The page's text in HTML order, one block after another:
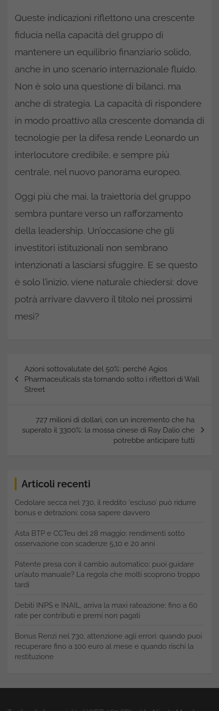
Queste indicazioni riflettono una crescente
fiducia nella capacità del gruppo di
mantenere un equilibrio finanziario solido,
anche in uno scenario internazionale fluido.
Non è solo una questione di bilanci, ma
anche di strategia. La capacità di rispondere
in modo proattivo alla crescente domanda di
tecnologie per la difesa rende Leonardo un
interlocutore credibile, e sempre più
centrale, nel nuovo panorama europeo.
Oggi più che mai, la traiettoria del gruppo
sembra puntare verso un rafforzamento
della leadership. Un’occasione che gli
investitori istituzionali non sembrano
intenzionati a lasciarsi sfuggire. E se questo
è solo l’inizio, viene naturale chiedersi: dove
potrà arrivare davvero il titolo nei prossimi
mesi?
articoli
Azioni sottovalutate del 50%: perché Agios
Pharmaceuticals sta tornando sotto i riflettori di Wall
Street
727 milioni di dollari, con un incremento che ha
superato il 3300%: la mossa cinese di Ray Dalio che
potrebbe anticipare tutti
Articoli recenti
Cedolare secca nel 730, il reddito ‘escluso’ può ridurre
bonus e detrazioni: cosa sapere davvero
Asta BTP e CCTeu del 28 maggio: rendimenti sotto
osservazione con scadenze 5,10 e 20 anni
Patente presa con il cambio automatico: puoi guidare
un’auto manuale? La regola che molti scoprono troppo
tardi
Debiti INPS e INAIL, arriva la maxi rateazione: fino a 60
rate per contributi e premi non pagati
Bonus Renzi nel 730, attenzione agli errori: quando puoi
recuperare fino a 100 euro al mese e quando rischi la
restituzione